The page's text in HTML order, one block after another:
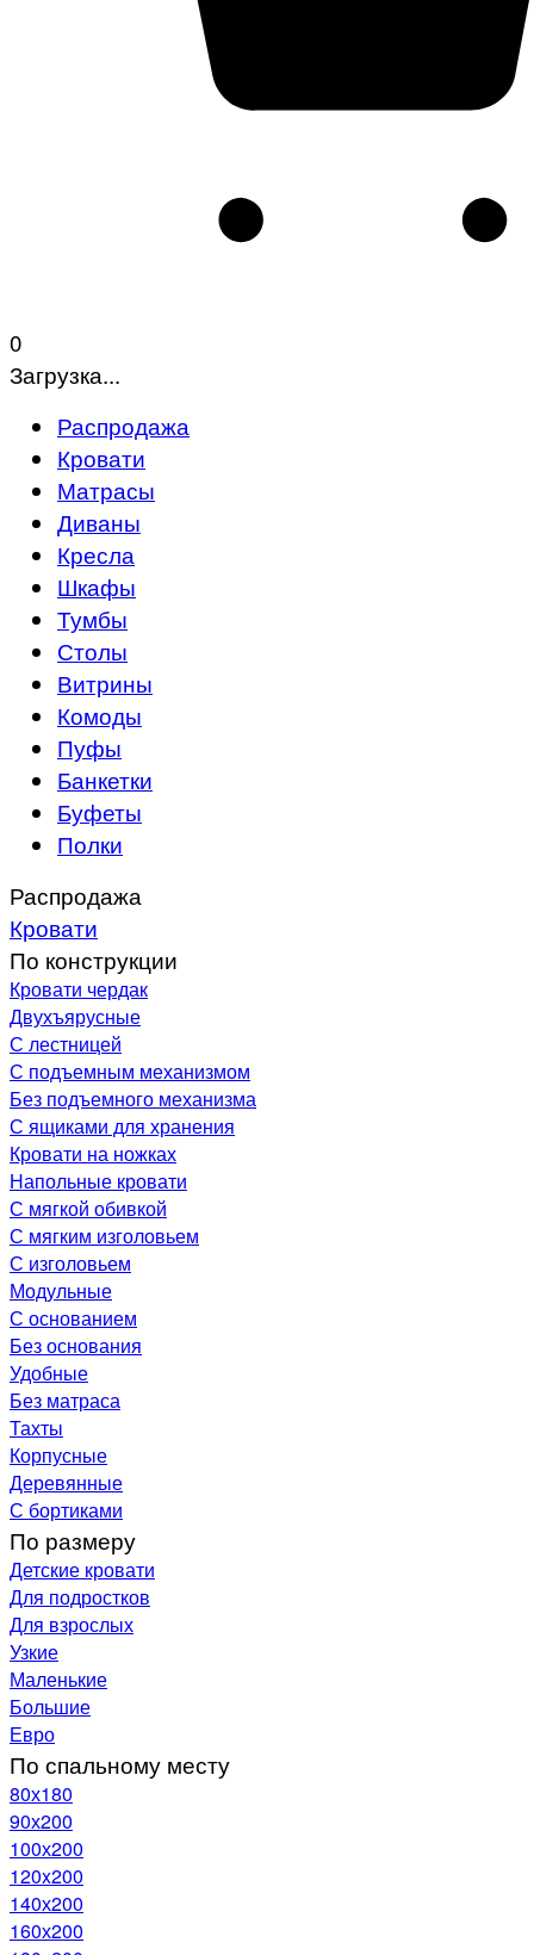
0
Загрузка...
Распродажа
Кровати
Матрасы
Диваны
Кресла
Шкафы
Тумбы
Столы
Витрины
Комоды
Пуфы
Банкетки
Буфеты
Полки
Распродажа
Кровати
По конструкции
Кровати чердак
Двухъярусные
С лестницей
С подъемным механизмом
Без подъемного механизма
С ящиками для хранения
Кровати на ножках
Напольные кровати
С мягкой обивкой
С мягким изголовьем
С изголовьем
Модульные
С основанием
Без основания
Удобные
Без матраса
Тахты
Корпусные
Деревянные
С бортиками
По размеру
Детские кровати
Для подростков
Для взрослых
Узкие
Маленькие
Большие
Евро
По спальному месту
80х180
90х200
100х200
120x200
140х200
160х200